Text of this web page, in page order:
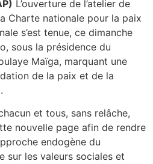
L’ouverture de l’atelier de
Charte nationale pour la paix
s’est tenue, ce dimanche
sous la présidence du
Maïga, marquant une
de la paix et de la
et tous, sans relâche,
nouvelle page afin de rendre
endogène du
sur les valeurs sociales et